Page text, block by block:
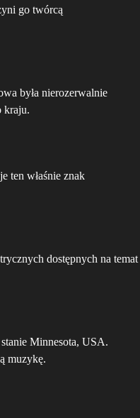
go twórcą
była nierozerwalnie
kraju.
ten właśnie znak
dostępnych na temat
Minnesota, USA.
muzykę.